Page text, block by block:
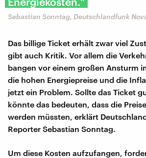
Sebastian Sonntag, Deutschlandfunk
Das billige Ticket erhält zwar viel
gibt auch Kritik. Vor allem die
bangen vor einem großen Ansturm
die hohen Energiepreise und die
jetzt ein Problem. Sollte das Ticket
könnte das bedeuten, dass die
werden müssten, erklärt
Reporter Sebastian Sonntag.
Um diese Kosten aufzufangen,